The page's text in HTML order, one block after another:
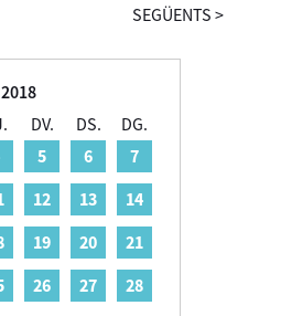
SEGÜENTS >
DV. DS.
DG.
5 6
7
12 13
14
19 20
21
26 27
28